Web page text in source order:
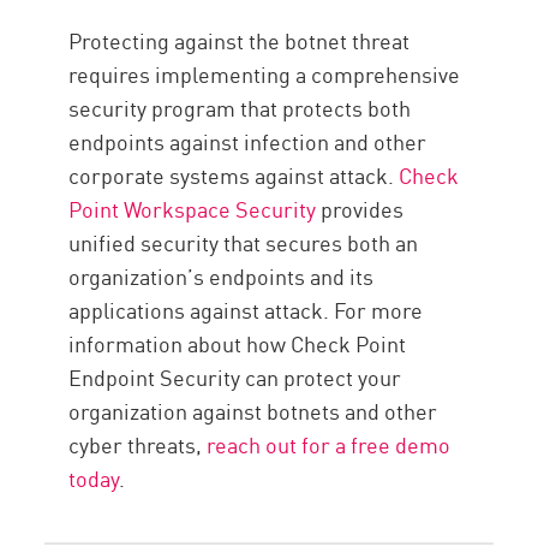
Protecting against the botnet threat
requires implementing a comprehensive
security program that protects both
endpoints against infection and other
corporate systems against attack. Check
Point Workspace Securityprovides
unified security that secures both an
organization’s endpoints and its
applications against attack. For more
information about how Check Point
Endpoint Security can protect your
organization against botnets and other
cyber threats, reach out for a free demo
today.